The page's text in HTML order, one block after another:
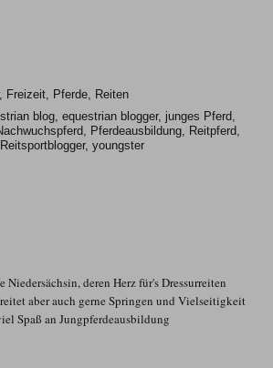
Freizeit, Pferde, Reiten
blog equestrian blogger, junges Pferd
Pferdeausbildung Reitpferd
Reitsportblogger, youngster
Niedersächsin, deren Herz für's Dressurreiten
aber auch gerne Springen und Vielseitigkeit
Spaß an Jungpferdeausbildung